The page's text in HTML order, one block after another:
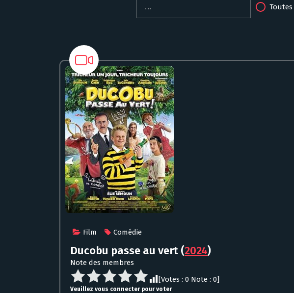
Toutes
Film Comédie
Ducobu passe au vert (2024)
Note des membres
[Votes : 0 Note : 0]
Veuillez vous connecter pour voter